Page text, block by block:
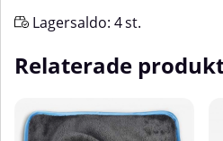
Lagersaldo: 4st.
Relaterade